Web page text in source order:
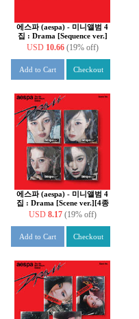
에스파 (aespa) - 미니앨범 4
집 : Drama [Sequence ver.]
[4종 중 1종 랜덤 발송]
USD 10.66 (19% off)
Add to Cart Checkout
에스파 (aespa) - 미니앨범 4
집 : Drama [Scene ver.][4종
중 1종 랜덤발송]
USD 8.17 (19% off)
Add to Cart Checkout